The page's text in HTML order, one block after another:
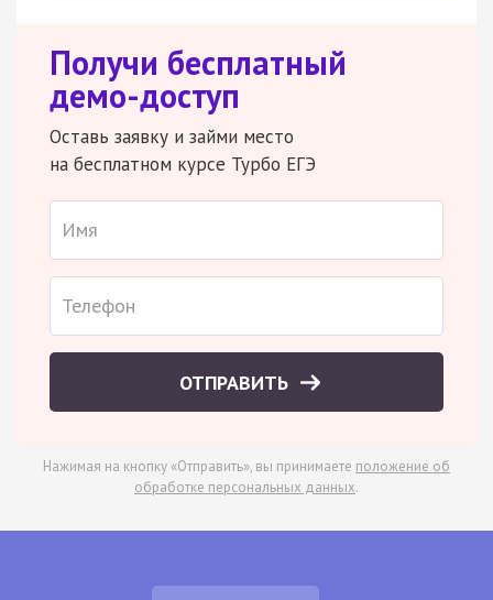
Получи бесплатный
демо-доступ
Оставь заявку и займи место
на бесплатном курсе Турбо ЕГЭ
ОТПРАВИТЬ
Нажимая на кнопку «Отправить», вы принимаете положение об
обработке персональных данных.